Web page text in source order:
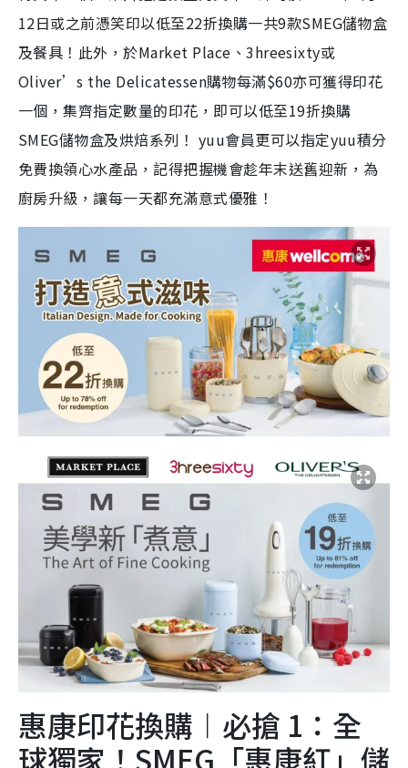
12日或之前憑笑印以低至22折換購一共9款SMEG儲物盒
及餐具！此外，於Market Place、3hreesixty或
Oliver’s the Delicatessen購物每滿$60亦可獲得印花
一個，集齊指定數量的印花，即可以低至19折換購
SMEG儲物盒及烘焙系列！ yuu會員更可以指定yuu積分
免費換領心水產品，記得把握機會趁年末送舊迎新，為
廚房升級，讓每一天都充滿意式優雅！
惠康印花換購︱必搶 1：全
球獨家！SMEG「惠康紅」儲